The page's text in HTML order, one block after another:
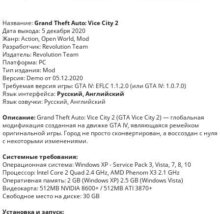
Название:Grand Theft Auto: Vice City 2
Дата выхода: 5 декабря 2020
Жанр: Action, Open World, Mod
Разработчик: Revolution Team
Издатель: Revolution Team
Платформа: PC
Тип издания: Mod
Версия: Demo от 05.12.2020
Требуемая версия игры: GTA IV: EFLC 1.1.2.0 (или GTA IV: 1.0.7.0)
Язык интерфейса: Русский, Английский
Язык озвучки: Русский, Английский
Описание:Grand Theft Auto: Vice City 2 (GTA Vice City 2) — глобальная
модификация созданная на движке GTA IV, являющаяся ремейком
оригинальной игры. Город не просто сконвертирован, а воссоздан с нуля
с некоторыми изменениями.
Системные требования:
Операционная система: Windows XP - Service Pack 3, Vista, 7, 8, 10
Процессор: Intel Core 2 Quad 2.4 GHz, AMD Phenom X3 2.1 GHz
Оперативная память: 2 GB (Windows XP) 2.5 GB (Windows Vista)
Видеокарта: 512MB NVIDIA 8600+ / 512MB ATI 3870+
Свободное место на диске: 30 GB
Установка и запуск: